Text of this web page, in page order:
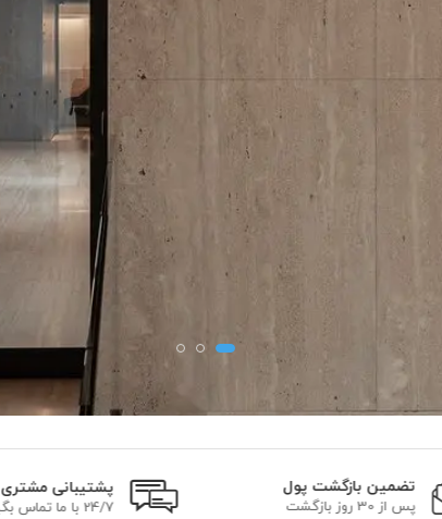
تضمین بازگشت پول
پس از 30 روز بازگشت
پشتیبانی مشتری
24/7 با ما تماس بگیرید یا ایمیل بزنید